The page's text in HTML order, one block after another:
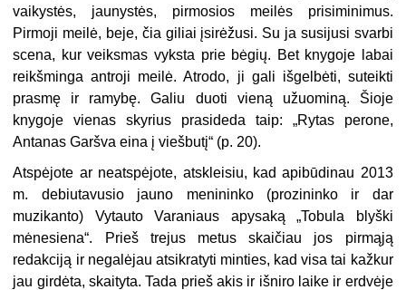
vaikystės, jaunystės, pirmosios meilės prisiminimus.
Pirmoji meilė, beje, čia giliai įsirėžusi. Su ja susijusi svarbi
scena, kur veiksmas vyksta prie bėgių. Bet knygoje labai
reikšminga antroji meilė. Atrodo, ji gali išgelbėti, suteikti
prasmę ir ramybę. Galiu duoti vieną užuominą. Šioje
knygoje vienas skyrius prasideda taip: „Rytas perone,
Antanas Garšva eina į viešbutį“ (p. 20).
Atspėjote ar neatspėjote, atskleisiu, kad apibūdinau 2013
m. debiutavusio jauno menininko (prozininko ir dar
muzikanto) Vytauto Varaniaus apysaką „Tobula blyški
mėnesiena“. Prieš trejus metus skaičiau jos pirmąją
redakciją ir negalėjau atsikratyti minties, kad visa tai kažkur
jau girdėta, skaityta. Tada prieš akis ir išniro laike ir erdvėje